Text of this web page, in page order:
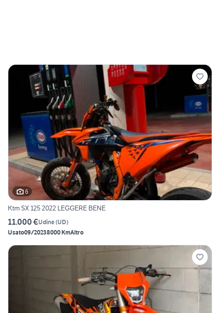
6
Ktm SX 125 2022 LEGGERE BENE
11.000 €Udine(UD)
Usato09/20238000 KmAltro